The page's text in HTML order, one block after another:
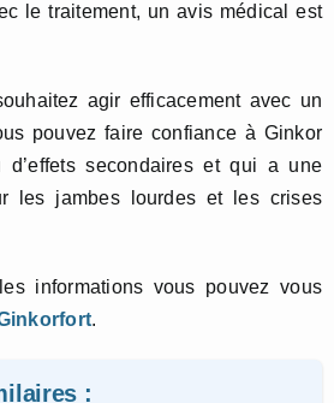
le traitement, un avis médical est
agir efficacement avec un
pouvez faire confiance à Ginkor
secondaires et qui a une
les jambes lourdes et les crises
informations vous pouvez vous
.
: